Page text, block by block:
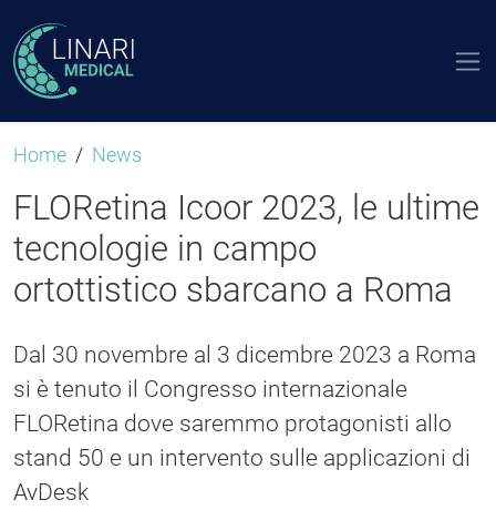
Home News
FLORetina Icoor 2023, le ultime
tecnologie in campo
ortottistico sbarcano a Roma
Dal 30 novembre al 3 dicembre 2023 a Roma
si è tenuto il Congresso internazionale
FLORetina dove saremmo protagonisti allo
stand 50 e un intervento sulle applicazioni di
AvDesk